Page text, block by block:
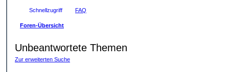
Schnellzugriff FAQ
Foren-Übersicht
Unbeantwortete Themen
Zur erweiterten Suche